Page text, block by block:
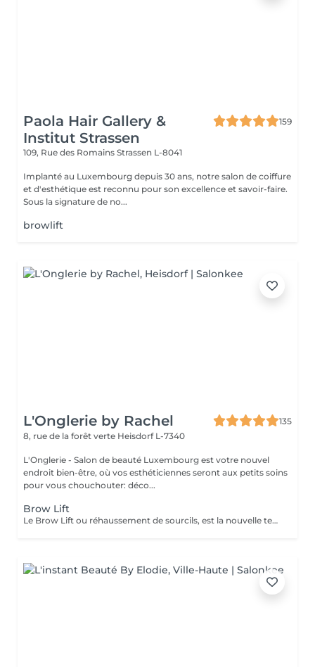
Paola Hair Gallery &
Institut Strassen
159
109, Rue des Romains Strassen L-8041
Implanté au Luxembourg depuis 30 ans, notre salon de coiffure
et d'esthétique est reconnu pour son excellence et savoir-faire.
Sous la signature de no...
browlift
L'Onglerie by Rachel
135
8, rue de la forêt verte Heisdorf L-7340
L'Onglerie - Salon de beauté Luxembourg est votre nouvel
endroit bien-être, où vos esthéticiennes seront aux petits soins
pour vous chouchouter: déco...
Brow Lift
Le Brow Lift ou réhaussement de sourcils, est la nouvelle technique tendance: le but étant d'embellir, épaissir le sourcil et de discipliner des poils broussailleux ou épars à l'aide d'un produit à base de kératine. Cette technique convient à tous les types de sourcils, que vous soyez blonde, brune ou rousse, que vous ayez les sourcils fournis ou non. Si vos sourcils sont broussailleux, cette méthode innovante va les discipliner. À l'inverse, s'ils sont fins et clairsemés, le browlift leur donnera plus de texture et offrira un résultat plus fourni et ultra naturel pour une durée de 6 semaines.